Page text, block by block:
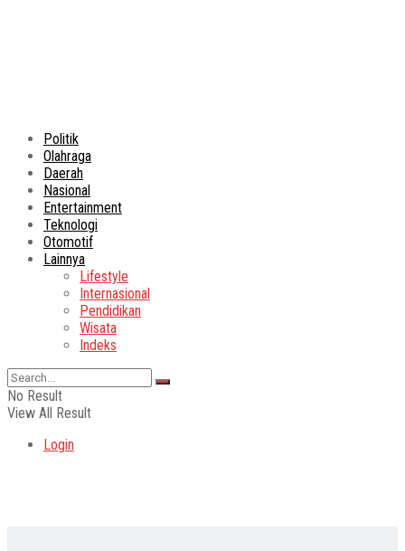
Politik
Olahraga
Daerah
Nasional
Entertainment
Teknologi
Otomotif
Lainnya
Lifestyle
Internasional
Pendidikan
Wisata
Indeks
No Result
View All Result
Login